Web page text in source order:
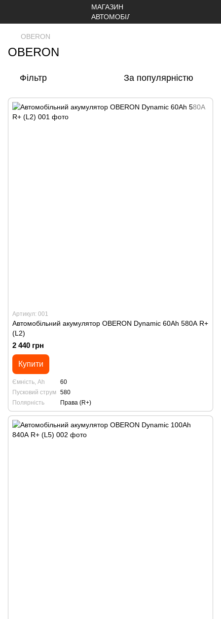
OBERON
OBERON
Фільтр За популярністю
Артикул: 001
Автомобільний акумулятор OBERON Dynamic 60Аh 580А R+
(L2)
2 440 грн
Купити
Ємність, Ah
60
Пусковий струм 580
Полярність
Права (R+)